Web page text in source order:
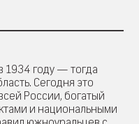
1934 году — тогда
Сегодня это
России, богатый
и национальными